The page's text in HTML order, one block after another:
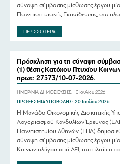
σύναψη σύμβασης μίσθωσης έργου
Πανεπιστημιακής Εκπαίδευσης, στο
Κωδικό ΕΛΚΕ 80528 και Επιστ.
ΠΕΡΙΣΣΟΤΕΡΑ
Πρόσκληση για τη σύναψη
(1) θέσης Κατόχου Πτυχίου
πρωτ: 27573/10-07-2026.
ΗΜΕΡ/ΝΙΑ ΔΗΜΟΣΙΕΥΣΗΣ: 10 Ιουλίου 2026
ΠΡΟΘΕΣΜΙΑ ΥΠΟΒΟΛΗΣ: 20 Ιουλίου 2026
Η Μονάδα Οικονομικής Διοικητικής
Λογαριασμού Κονδυλίων Έρευνας
Πανεπιστημίου Αθηνών (ΓΠΑ)
σύναψη σύμβασης μίσθωσης έργου
Κοινωνιολόγου από ΑΕΙ, στο πλαίσιο